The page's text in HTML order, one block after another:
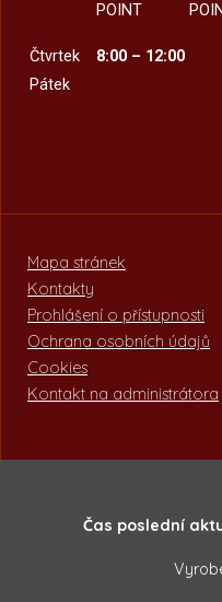
POINT
Čtvrtek
8:00 – 12:00
Pátek
Mapa stránek
Kontakty
Prohlášení o přístupnosti
Ochrana osobních údajů
Cookies
Kontakt na administrátora
Čas poslední